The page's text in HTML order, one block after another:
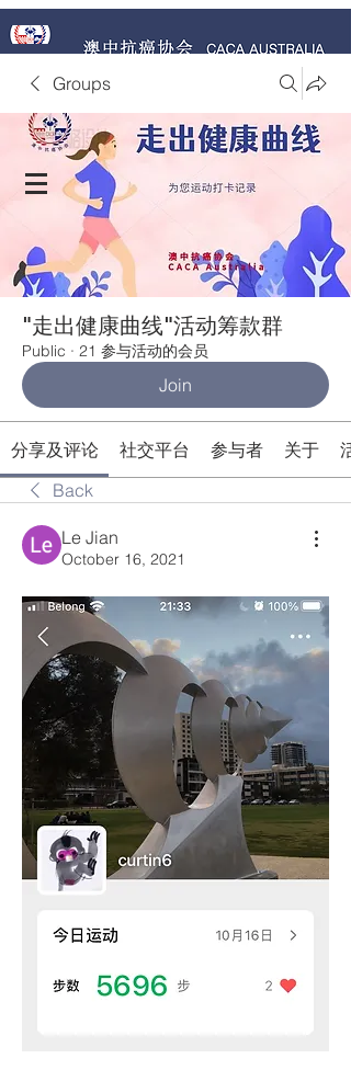
捐赠 Donate Now
Groups
"走出健康曲线"活动筹款群
Public · 21 参与活动的会员
Join
分享及评论 社交平台 参与者 关于
Back
Le Jian
October 16, 2021